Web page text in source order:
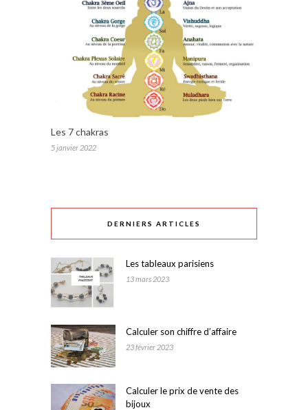
Les 7 chakras
5 janvier 2022
DERNIERS ARTICLES
Les tableaux parisiens
13 mars 2023
Calculer son chiffre d’affaire
23 février 2023
Calculer le prix de vente des
bijoux